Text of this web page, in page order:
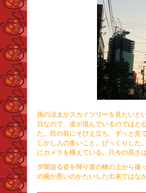
孫の涼太がスカイツリーを見たいと
日なので、道が混んでいるのではと
た。目の前にそびえ立ち、ずっと見
しかし人の多いこと。びっくりした
にカメラを構えている。只今の高さ
夕闇迫る姿を帰り道の橋の上から撮
の腕が悪いのかたいした出来ではなか